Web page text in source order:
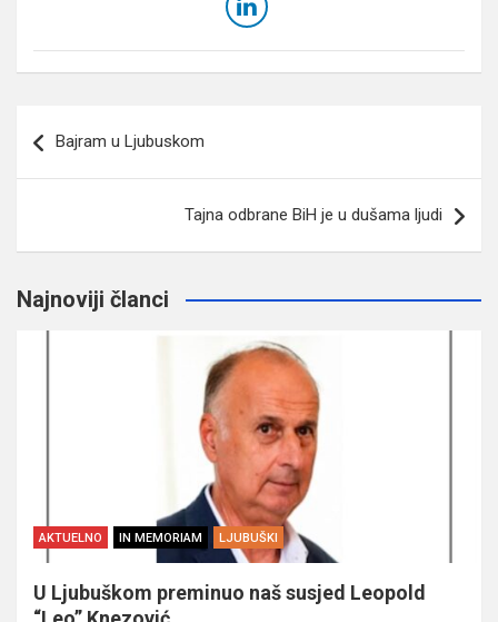
članaka
Bajram u Ljubuskom
Tajna odbrane BiH je u dušama ljudi
Najnoviji članci
AKTUELNO IN MEMORIAM LJUBUŠKI
U Ljubuškom preminuo naš susjed Leopold